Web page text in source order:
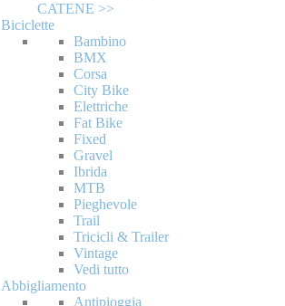
CATENE >>
Biciclette
Bambino
BMX
Corsa
City Bike
Elettriche
Fat Bike
Fixed
Gravel
Ibrida
MTB
Pieghevole
Trail
Tricicli & Trailer
Vintage
Vedi tutto
Abbigliamento
Antipioggia